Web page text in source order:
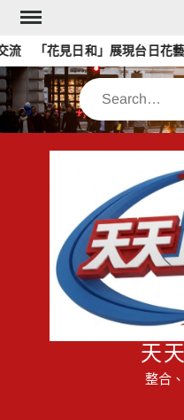
Skip
content
「花見日和」展現台日花藝
Search
天
整合